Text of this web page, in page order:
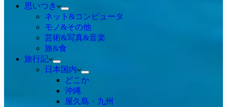
思いつき
ネット&コンピュータ
モノ&その他
芸術&写真&音楽
旅&食
旅行記
日本国内
どこか
沖縄
屋久島・九州